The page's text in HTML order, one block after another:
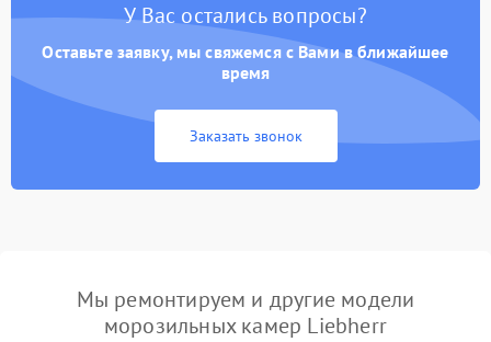
У Вас остались вопросы?
Оставьте заявку, мы свяжемся с Вами в ближайшее
время
Заказать звонок
Мы ремонтируем и другие модели
морозильных камер Liebherr